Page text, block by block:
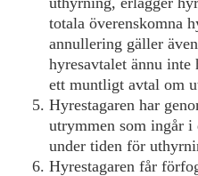
totala överenskomna
annullering gäller
hyresavtalet ännu inte
ett muntligt avtal om
Hyrestagaren har
utrymmen som ingår i
under tiden för
Hyrestagaren får